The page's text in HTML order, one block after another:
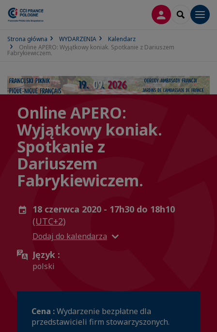
LOGOWANIE
SEARCH
Strona główna WYDARZENIA
Kalendarz
Online APERO: Wyjątkowy koniak. Spotkanie z Dariuszem
Fabrykiewiczem.
Online APERO:
Wyjątkowy koniak.
Spotkanie z
Dariuszem
Fabrykiewiczem.
18 czerwca 2020 - 17h30 do 18h10
(UTC+2)
Dodaj do kalendarza
Język :
polski
Cena :Wydarzenie bezpłatne dla
przedstawicieli firm stowarzyszonych.